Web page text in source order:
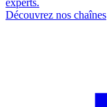
experts.
Découvrez nos chaînes